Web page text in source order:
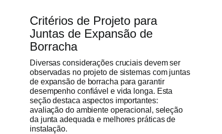
Critérios de Projeto para
Juntas de Expansão de
Borracha
Diversas considerações cruciais devem ser
observadas no projeto de sistemas com juntas
de expansão de borracha para garantir
desempenho confiável e vida longa. Esta
seção destaca aspectos importantes:
avaliação do ambiente operacional, seleção
da junta adequada e melhores práticas de
instalação.